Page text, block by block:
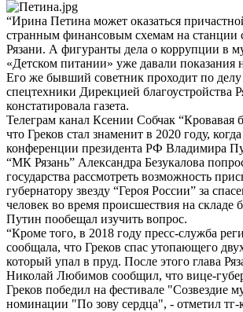
“Ирина Петина может оказаться
странным финансовым схемам на станции
Рязани. А фигуранты дела о коррупции в
«Детском питании» уже давали показания
Его же бывший советник проходит по делу
спецтехники Дирекцией благоустройства
констатировала газета.
Телеграм канал Ксении Собчак “Кровавая
что Греков стал знаменит в 2020 году,
конференции президента РФ Владимира
“МК Рязань” Александра Безукалова
государства рассмотреть возможность
губернатору звезду “Героя России” за
человек во время происшествия на складе
Путин пообещал изучить вопрос.
“Кроме того, в 2018 году пресс-служба
сообщала, что Греков спас утопающего
который упал в пруд. После этого глава
Николай Любимов сообщил, что вице-
Греков победил на фестивале "Созвездие
номинации "По зову сердца", - отметил тг-